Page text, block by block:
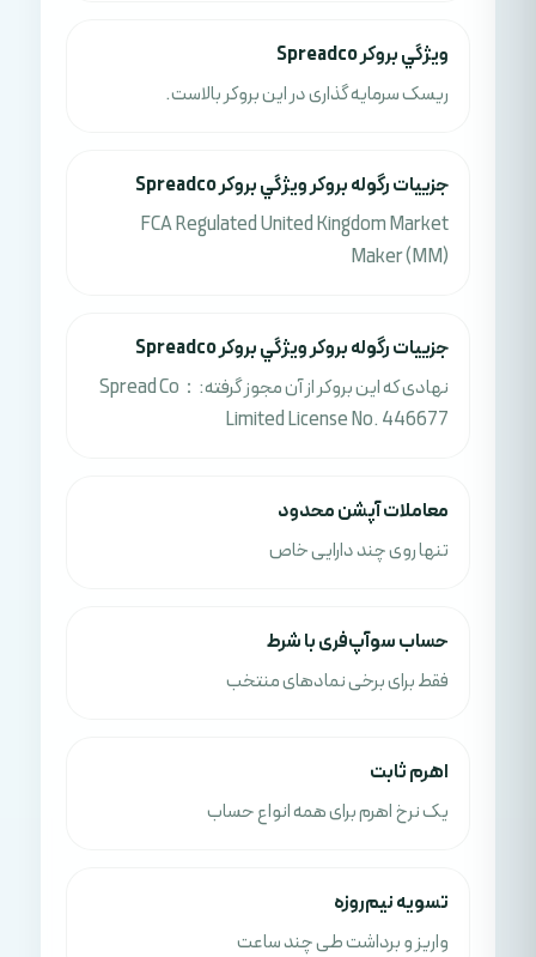
ويژگي بروکر Spreadco
ریسک سرمایه گذاری در این بروکر بالاست.
جزييات رگوله بروکر ويژگي بروکر Spreadco
FCA Regulated United Kingdom Market
Maker (MM)
جزييات رگوله بروکر ويژگي بروکر Spreadco
نهادی که این بروکر از آن مجوز گرفته:：Spread Co
Limited License No. 446677
معاملات آپشن محدود
تنها روی چند دارایی خاص
حساب سوآپ‌فری با شرط
فقط برای برخی نمادهای منتخب
اهرم ثابت
یک نرخ اهرم برای همه انواع حساب
تسویه نیم‌روزه
واریز و برداشت طی چند ساعت